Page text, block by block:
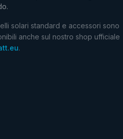
solari standard e accessori sono
anche sul nostro shop ufficiale
.